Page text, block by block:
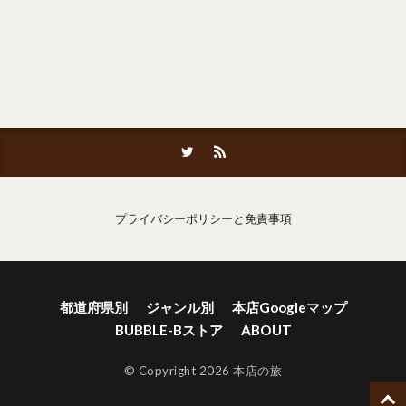
プライバシーポリシーと免責事項
都道府県別 ジャンル別
本店Googleマップ
BUBBLE-Bストア
ABOUT
© Copyright 2026 本店の旅